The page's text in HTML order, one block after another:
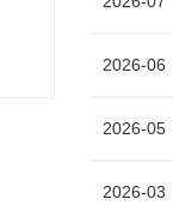
2026-06
2026-05
2026-03